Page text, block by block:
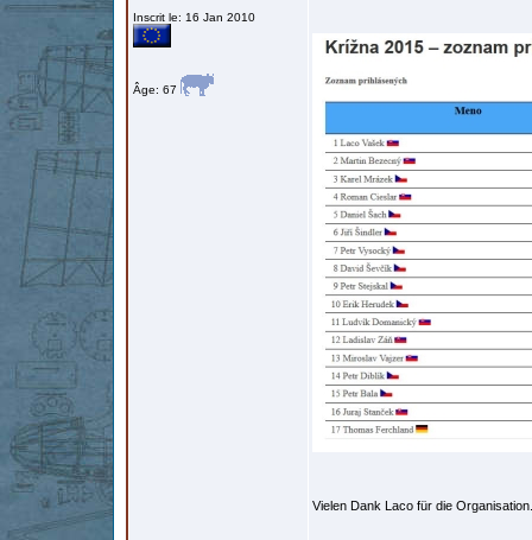
Inscrit le: 16 Jan 2010
Âge: 67
Vielen Dank Laco für die Organisation.